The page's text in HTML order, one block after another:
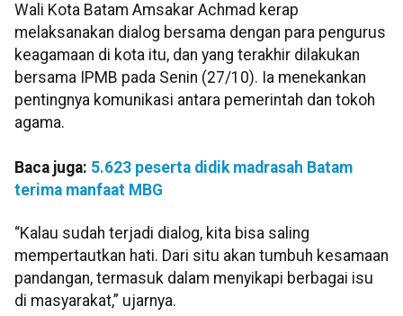
Wali Kota Batam Amsakar Achmad kerap
melaksanakan dialog bersama dengan para pengurus
keagamaan di kota itu, dan yang terakhir dilakukan
bersama IPMB pada Senin (27/10). Ia menekankan
pentingnya komunikasi antara pemerintah dan tokoh
agama.
Baca juga: 5.623 peserta didik madrasah Batam
terima manfaat MBG
“Kalau sudah terjadi dialog, kita bisa saling
mempertautkan hati. Dari situ akan tumbuh kesamaan
pandangan, termasuk dalam menyikapi berbagai isu
di masyarakat,” ujarnya.